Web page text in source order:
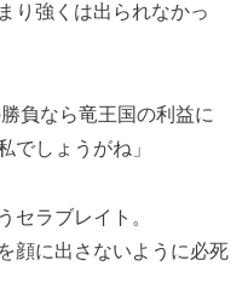
り強くは出られなかっ
負なら竜王国の利益に
でしょうがね」
ラブレイト。
顔に出さないように必死